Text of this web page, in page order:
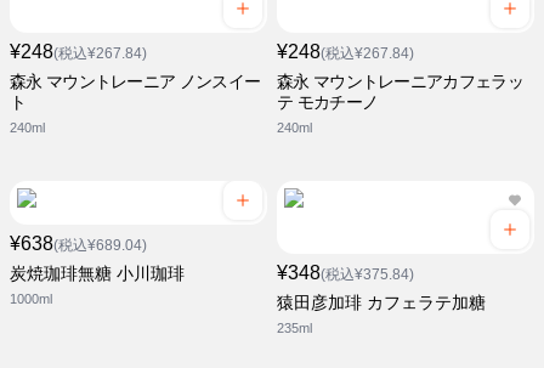
¥248(税込¥267.84)
森永 マウントレーニア ノンスイー
ト
240ml
¥248(税込¥267.84)
森永 マウントレーニアカフェラッ
テ モカチーノ
240ml
¥638(税込¥689.04)
炭焼珈琲無糖 小川珈琲
1000ml
¥348(税込¥375.84)
猿田彦加琲 カフェラテ加糖
235ml